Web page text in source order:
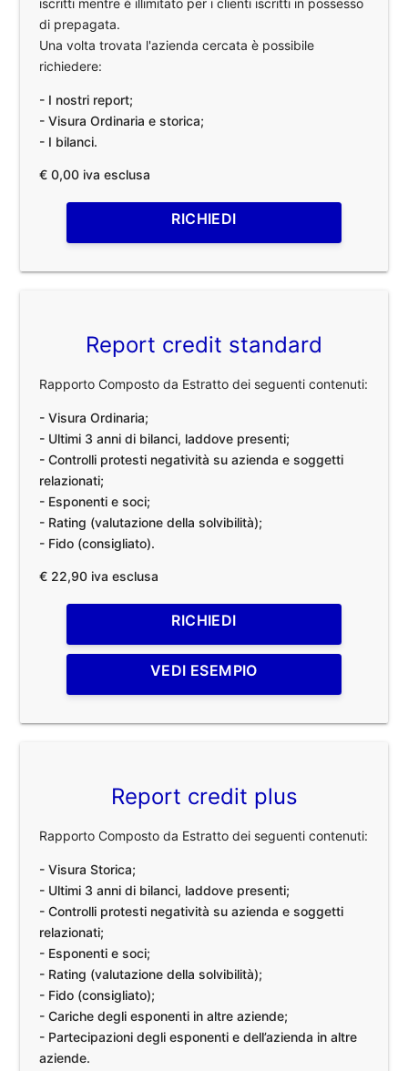
iscritti mentre è illimitato per i clienti iscritti in possesso
di prepagata.
Una volta trovata l'azienda cercata è possibile
richiedere:
- I nostri report;
- Visura Ordinaria e storica;
- I bilanci.
€ 0,00 iva esclusa
RICHIEDI
Report credit standard
Rapporto Composto da Estratto dei seguenti contenuti:
- Visura Ordinaria;
- Ultimi 3 anni di bilanci, laddove presenti;
- Controlli protesti negatività su azienda e soggetti
relazionati;
- Esponenti e soci;
- Rating (valutazione della solvibilità);
- Fido (consigliato).
€ 22,90 iva esclusa
RICHIEDI
VEDI ESEMPIO
Report credit plus
Rapporto Composto da Estratto dei seguenti contenuti:
- Visura Storica;
- Ultimi 3 anni di bilanci, laddove presenti;
- Controlli protesti negatività su azienda e soggetti
relazionati;
- Esponenti e soci;
- Rating (valutazione della solvibilità);
- Fido (consigliato);
- Cariche degli esponenti in altre aziende;
- Partecipazioni degli esponenti e dell’azienda in altre
aziende.